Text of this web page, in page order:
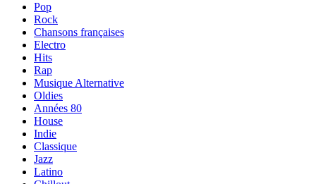
Pop
Rock
Chansons françaises
Electro
Hits
Rap
Musique Alternative
Oldies
Années 80
House
Indie
Classique
Jazz
Latino